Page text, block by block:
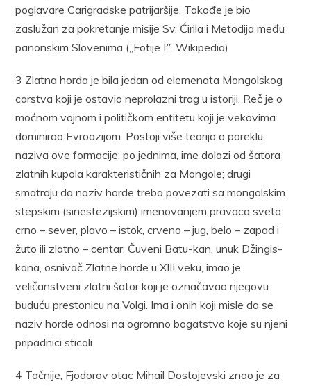
poglavare Carigradske patrijaršije. Takođe je bio
zaslužan za pokretanje misije Sv. Ćirila i Metodija među
panonskim Slovenima („Fotije Iˮ. Wikipedia)
3 Zlatna horda je bila jedan od elemenata Mongolskog
carstva koji je ostavio neprolazni trag u istoriji. Reč je o
moćnom vojnom i političkom entitetu koji je vekovima
dominirao Evroazijom. Postoji više teorija o poreklu
naziva ove formacije: po jednima, ime dolazi od šatora
zlatnih kupola karakterističnih za Mongole; drugi
smatraju da naziv horde treba povezati sa mongolskim
stepskim (sinestezijskim) imenovanjem pravaca sveta:
crno – sever, plavo – istok, crveno – jug, belo – zapad i
žuto ili zlatno – centar. Čuveni Batu-kan, unuk Džingis-
kana, osnivač Zlatne horde u XIII veku, imao je
veličanstveni zlatni šator koji je označavao njegovu
buduću prestonicu na Volgi. Ima i onih koji misle da se
naziv horde odnosi na ogromno bogatstvo koje su njeni
pripadnici sticali.
4 Tačnije, Fjodorov otac Mihail Dostojevski znao je za